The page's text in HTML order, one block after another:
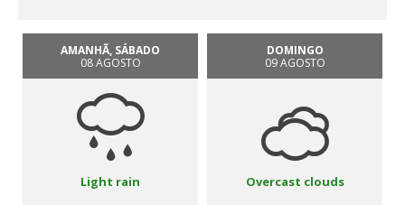
AMANHÃ, SÁBADO
08 AGOSTO
Light rain
DOMINGO
09 AGOSTO
Overcast clouds